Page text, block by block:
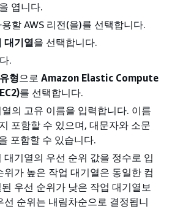
엽니다.
할 AWS 리전(을)를 선택합니다.
대기열을 선택합니다.
.
형으로 Amazon Elastic Compute
를 선택합니다.
의 고유 이름을 입력합니다. 이름
포함할 수 있으며, 대문자와 소문
포함할 수 있습니다.
대기열의 우선 순위 값을 정수로 입
위가 높은 작업 대기열은 동일한 컴
우선 순위가 낮은 작업 대기열보
선 순위는 내림차순으로 결정됩니